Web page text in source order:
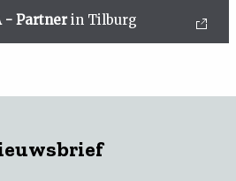
- Partner in Tilburg